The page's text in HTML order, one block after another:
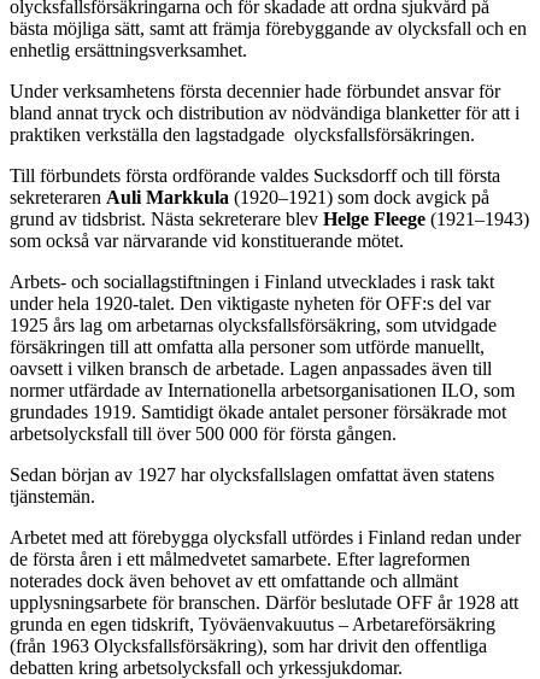
olycksfallsförsäkringarna och för skadade att ordna sjukvård på
bästa möjliga sätt, samt att främja förebyggande av olycksfall och en
enhetlig ersättningsverksamhet.
Under verksamhetens första decennier hade förbundet ansvar för
bland annat tryck och distribution av nödvändiga blanketter för att i
praktiken verkställa den lagstadgade olycksfallsförsäkringen.
Till förbundets första ordförande valdes Sucksdorff och till första
sekreteraren Auli Markkula (1920–1921) som dock avgick på
grund av tidsbrist. Nästa sekreterare blev Helge Fleege (1921–1943)
som också var närvarande vid konstituerande mötet.
Arbets- och sociallagstiftningen i Finland utvecklades i rask takt
under hela 1920-talet. Den viktigaste nyheten för OFF:s del var
1925 års lag om arbetarnas olycksfallsförsäkring, som utvidgade
försäkringen till att omfatta alla personer som utförde manuellt,
oavsett i vilken bransch de arbetade. Lagen anpassades även till
normer utfärdade av Internationella arbetsorganisationen ILO, som
grundades 1919. Samtidigt ökade antalet personer försäkrade mot
arbetsolycksfall till över 500 000 för första gången.
Sedan början av 1927 har olycksfallslagen omfattat även statens
tjänstemän.
Arbetet med att förebygga olycksfall utfördes i Finland redan under
de första åren i ett målmedvetet samarbete. Efter lagreformen
noterades dock även behovet av ett omfattande och allmänt
upplysningsarbete för branschen. Därför beslutade OFF år 1928 att
grunda en egen tidskrift, Työväenvakuutus – Arbetareförsäkring
(från 1963 Olycksfallsförsäkring), som har drivit den offentliga
debatten kring arbetsolycksfall och yrkessjukdomar.